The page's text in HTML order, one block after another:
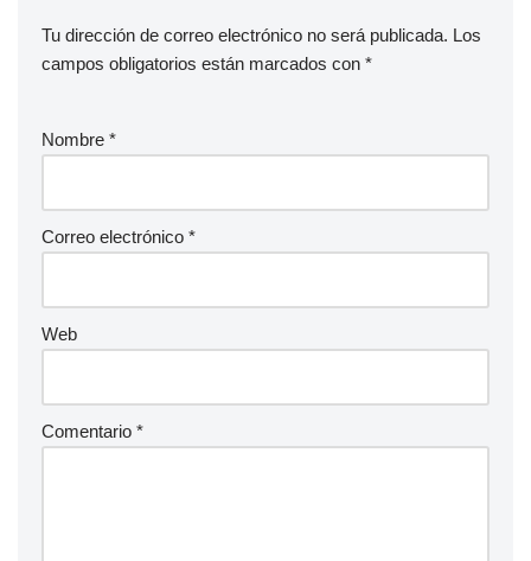
Tu dirección de correo electrónico no será publicada. Los
campos obligatorios están marcados con *
Nombre *
Correo electrónico *
Web
Comentario *